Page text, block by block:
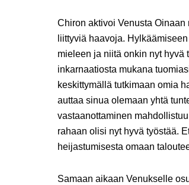
Chiron aktivoi Venusta
liittyviä haavoja.
mieleen ja niitä onkin nyt hyvä
inkarnaatiosta mukana
keskittymällä tutkimaan omia
auttaa sinua olemaan yhtä
vastaanottaminen
rahaan olisi nyt hyvä työstää.
heijastumisesta omaan
Samaan aikaan Venukselle